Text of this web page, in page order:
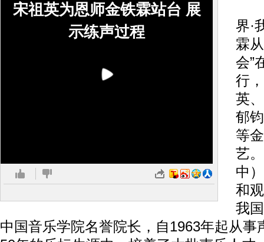
宋祖英为恩师金铁霖站台 展
示练声过程
界·
霖
会”
行
英
郁
等
艺
中
和
我
中国音乐学院名誉院长，自1963年起从事